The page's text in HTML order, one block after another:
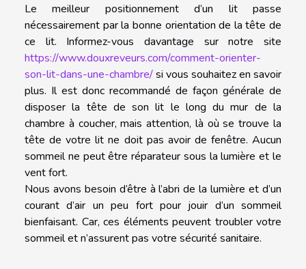
Le meilleur positionnement d’un lit passe
nécessairement par la bonne orientation de la tête de
ce lit. Informez-vous davantage sur notre site
https://www.douxreveurs.com/comment-orienter-
son-lit-dans-une-chambre/si vous souhaitez en savoir
plus. Il est donc recommandé de façon générale de
disposer la tête de son lit le long du mur de la
chambre à coucher, mais attention, là où se trouve la
tête de votre lit ne doit pas avoir de fenêtre. Aucun
sommeil ne peut être réparateur sous la lumière et le
vent fort.
Nous avons besoin d’être à l’abri de la lumière et d’un
courant d’air un peu fort pour jouir d’un sommeil
bienfaisant. Car, ces éléments peuvent troubler votre
sommeil et n’assurent pas votre sécurité sanitaire.